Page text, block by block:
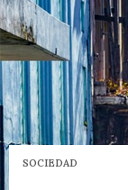
SOCIEDAD